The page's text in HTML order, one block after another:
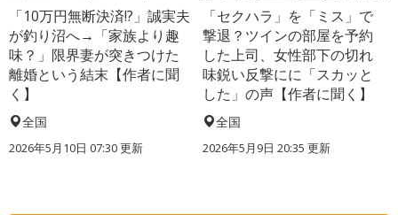
「10万円無断決済!?」誠実夫
が釣り沼へ→「家族より趣
味？」限界妻が突きつけた
離婚という結末【作者に聞
く】
全国
2026年5月10日 07:30 更新
「セクハラ」を「ミス」で
撃退？ツインの部屋を予約
した上司、女性部下の切れ
味鋭い反撃にに「スカッと
した」の声【作者に聞く】
全国
2026年5月9日 20:35 更新